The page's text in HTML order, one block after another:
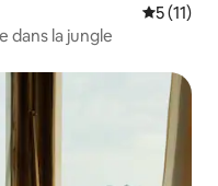
5 (11)
dans la jungle